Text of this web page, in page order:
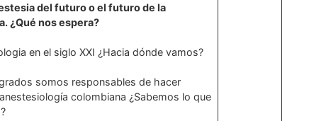
del futuro o el futuro de la
¿Qué nos espera?
en el siglo XXI ¿Hacia dónde vamos?
somos responsables de hacer
colombiana ¿Sabemos lo que